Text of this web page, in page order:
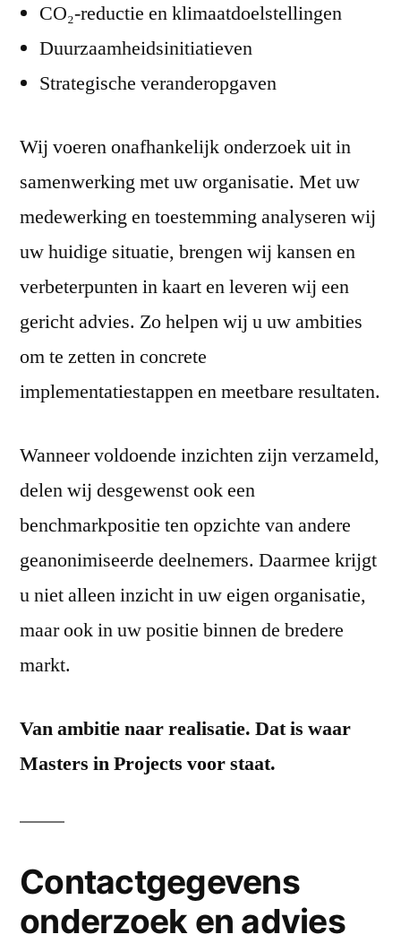
CO₂-reductie en klimaatdoelstellingen
Duurzaamheidsinitiatieven
Strategische veranderopgaven
Wij voeren onafhankelijk onderzoek uit in
samenwerking met uw organisatie. Met uw
medewerking en toestemming analyseren wij
uw huidige situatie, brengen wij kansen en
verbeterpunten in kaart en leveren wij een
gericht advies. Zo helpen wij u uw ambities
om te zetten in concrete
implementatiestappen en meetbare resultaten.
Wanneer voldoende inzichten zijn verzameld,
delen wij desgewenst ook een
benchmarkpositie ten opzichte van andere
geanonimiseerde deelnemers. Daarmee krijgt
u niet alleen inzicht in uw eigen organisatie,
maar ook in uw positie binnen de bredere
markt.
Van ambitie naar realisatie. Dat is waar
Masters in Projects voor staat.
Contactgegevens
onderzoek en advies